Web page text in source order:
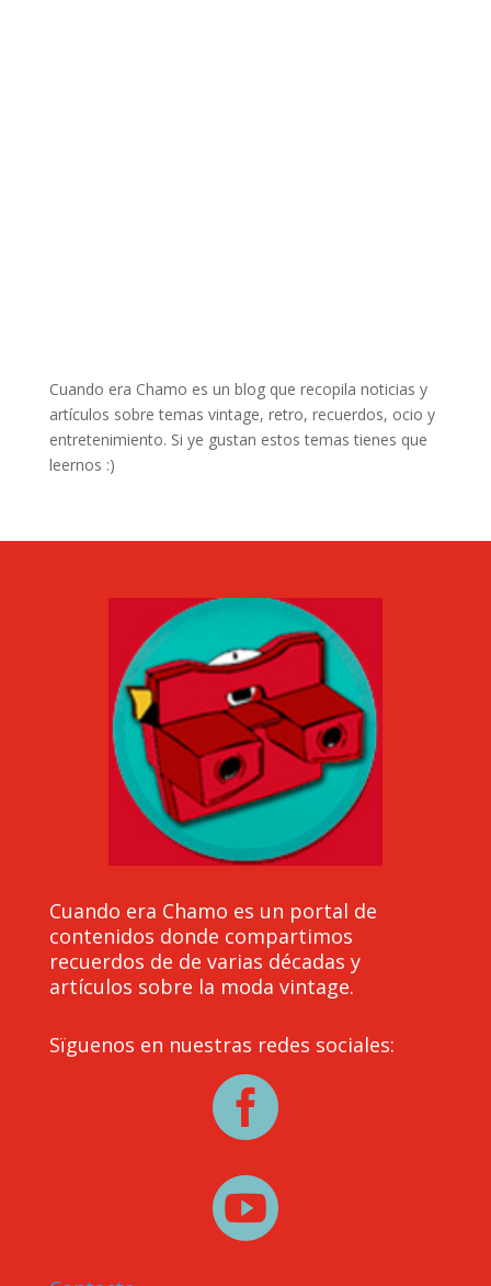
Cuando era Chamo es un blog que recopila noticias y
artículos sobre temas vintage, retro, recuerdos, ocio y
entretenimiento. Si ye gustan estos temas tienes que
leernos :)
Cuando era Chamo es un portal de
contenidos donde compartimos
recuerdos de de varias décadas y
artículos sobre la moda vintage.
Sïguenos en nuestras redes sociales:

